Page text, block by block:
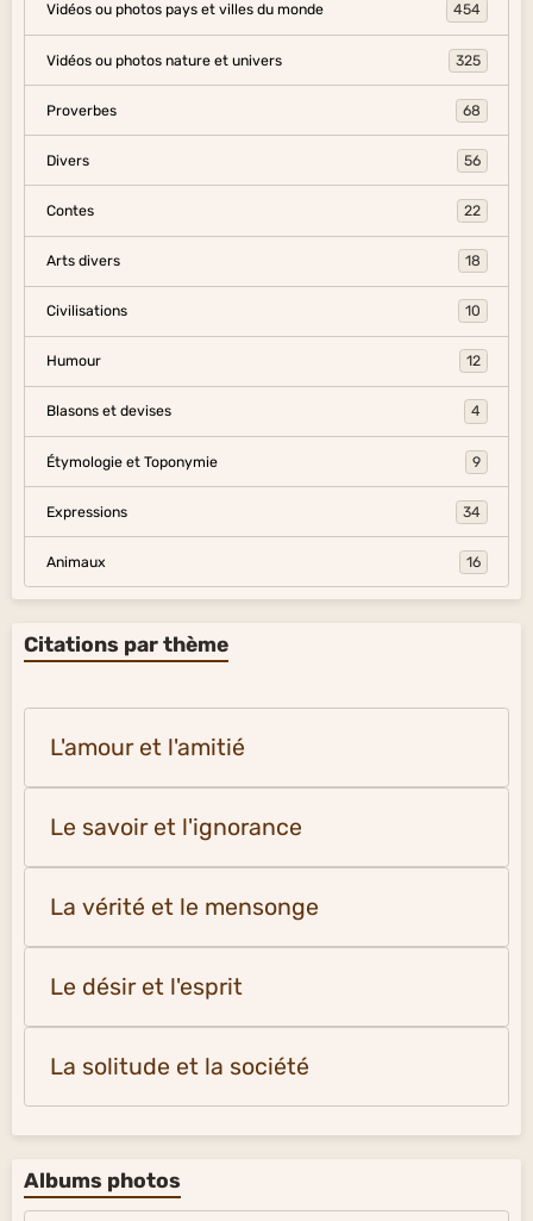
Vidéos ou photos pays et villes du monde 454
Vidéos ou photos nature et univers 325
Proverbes 68
Divers 56
Contes 22
Arts divers 18
Civilisations 10
Humour 12
Blasons et devises 4
Étymologie et Toponymie 9
Expressions 34
Animaux 16
Citations par thème
L'amour et l'amitié
Le savoir et l'ignorance
La vérité et le mensonge
Le désir et l'esprit
La solitude et la société
Albums photos